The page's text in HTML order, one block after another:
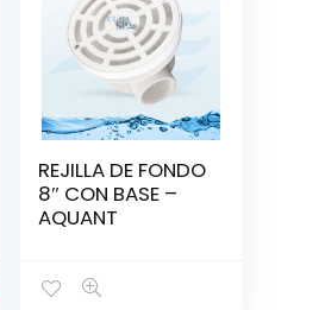
REJILLA DE FONDO
8″ CON BASE –
AQUANT